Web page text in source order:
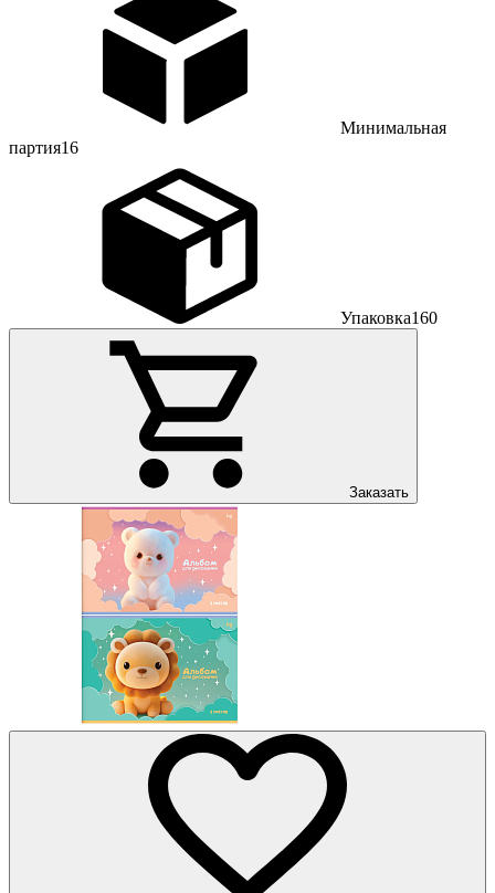
Минимальная
партия16
Упаковка160
Заказать